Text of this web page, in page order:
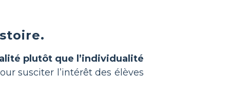
plutôt que l’individualité
susciter l’intérêt des élèves